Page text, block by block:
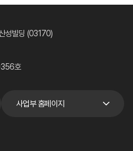
성빌딩 (03170)
호
사업부 홈페이지